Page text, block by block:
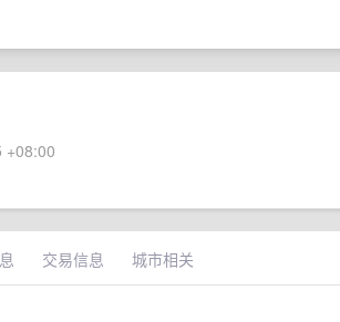
+08:00
交易信息 城市相关